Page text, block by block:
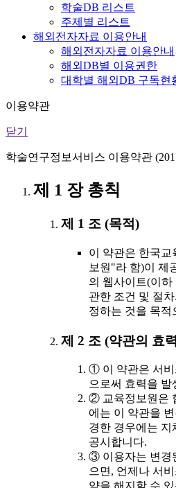
학술DB 리스트
주제별 리스트
해외전자자료 이용안내
해외전자자료 이용안내
해외DB별 이용권한
대학별 해외DB 구독현
이용약관
닫기
학술연구정보서비스 이용약관
제 1 장 총칙
제 1 조 (목적)
이 약관은 한국교
보원"라 함)이 제
의 웹사이트(이하
관한 조건 및 절
정하는 것을 목적
제 2 조 (약관의 효
① 이 약관은 서비
으로써 효력을 발
② 교육정보원은
에는 이 약관을
경한 경우에는
공시합니다.
③ 이용자는 변경
으면, 언제나 서